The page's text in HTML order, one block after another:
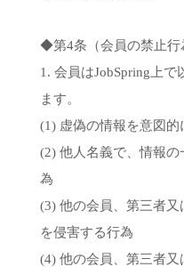
◆第4条（会員の禁止行
1. 会員はJobSpring上
ます。
(1) 虚偽の情報を意図的
(2) 他人名義で、情報
為
(3) 他の会員、第三者
を侵害する行為
(4) 他の会員、第三者